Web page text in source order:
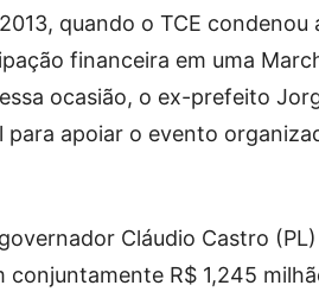
quando o TCE condenou
financeira em uma
ocasião, o ex-prefeito
para apoiar o evento
Cláudio Castro
conjuntamente R$ 1,245